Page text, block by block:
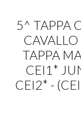
5^ TAPPA
TAPPA
CEI1*
CEI2* -